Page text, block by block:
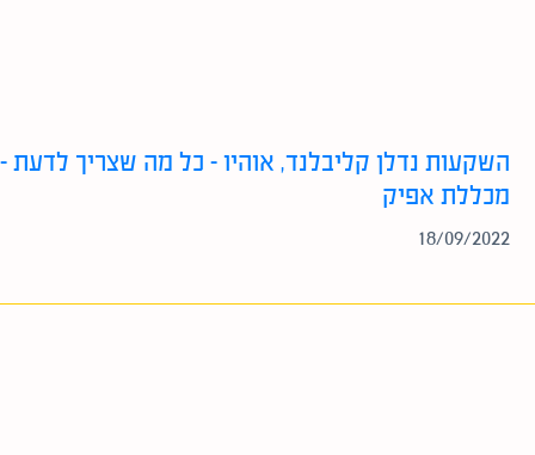
השקעות נדלן קליבלנד, אוהיו – כל מה שצריך לדעת –
מכללת אפיק
18/09/2022